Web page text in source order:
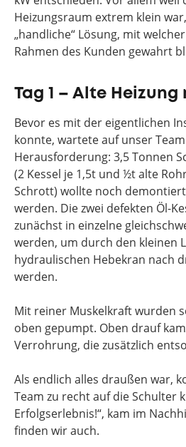
Heizungsraum extrem klein
„handliche“ Lösung, mit
Rahmen des Kunden gewahrt
Tag 1 – Alte Heizung
Bevor es mit der eigentlichen
konnte, wartete auf unser
Herausforderung: 3,5 Tonnen
(2 Kessel je 1,5t und ½t alte
Schrott) wollte noch
werden. Die zwei defekten Öl-
zunächst in einzelne
werden, um durch den kleinen
hydraulischen Hebekran nach
werden.
Mit reiner Muskelkraft wurden
oben gepumpt. Oben drauf
Verrohrung, die zusätzlich
Als endlich alles draußen war,
Team zu recht auf die Schulter
Erfolgserlebnis!“, kam im
finden wir auch.